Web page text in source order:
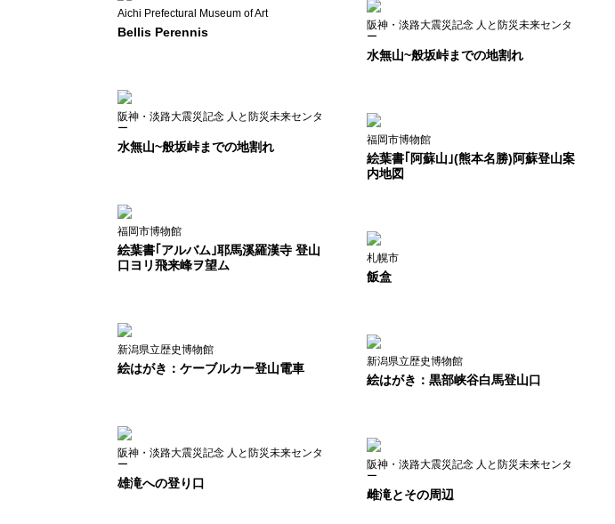
Aichi Prefectural Museum of Art
Bellis Perennis
阪神・淡路大震災記念 人と防災未来センタ
ー
水無山~般坂峠までの地割れ
阪神・淡路大震災記念 人と防災未来センタ
ー
水無山~般坂峠までの地割れ 福岡市博物館
絵葉書｢阿蘇山｣(熊本名勝)阿蘇登山案
内地図
福岡市博物館
絵葉書｢アルバム｣耶馬溪羅漢寺 登山
口ヨリ飛来峰ヲ望ム
札幌市
飯盒
新潟県立歴史博物館
絵はがき：ケーブルカー登山電車 新潟県立歴史博物館
絵はがき：黒部峡谷白馬登山口
阪神・淡路大震災記念 人と防災未来センタ
ー
雄滝への登り口
阪神・淡路大震災記念 人と防災未来センタ
ー
雌滝とその周辺